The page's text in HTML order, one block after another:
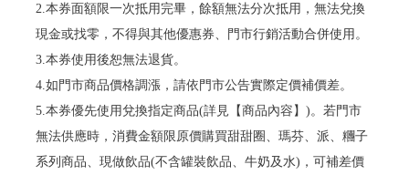
2.本券面額限一次抵用完畢，餘額無法分次抵用，無法兌換
現金或找零，不得與其他優惠券、門市行銷活動合併使用。
3.本券使用後恕無法退貨。
4.如門市商品價格調漲，請依門市公告實際定價補價差。
5.本券優先使用兌換指定商品(詳見【商品內容】)。若門市
無法供應時，消費金額限原價購買甜甜圈、瑪芬、派、糰子
系列商品、現做飲品(不含罐裝飲品、牛奶及水)，可補差價